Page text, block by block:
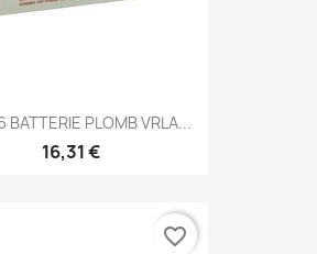
BATTERIE PLOMB VRLA...
16,31 €
favorite_border